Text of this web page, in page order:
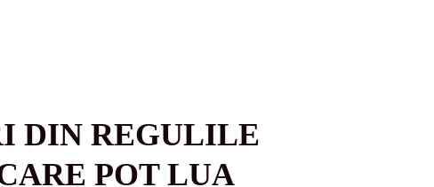
DIN REGULILE
POT LUA